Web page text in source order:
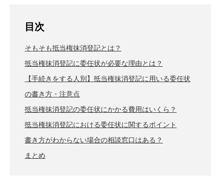
目次
そもそも抵当権抹消登記とは？
抵当権抹消登記に委任状が必要な理由とは？
【手続きをする人別】抵当権抹消登記に用いる委任状
の書き方・注意点
抵当権抹消登記の委任状にかかる費用はいくら？
抵当権抹消登記における委任状に関するポイント
書き方がわからない場合の相談窓口はある？
まとめ